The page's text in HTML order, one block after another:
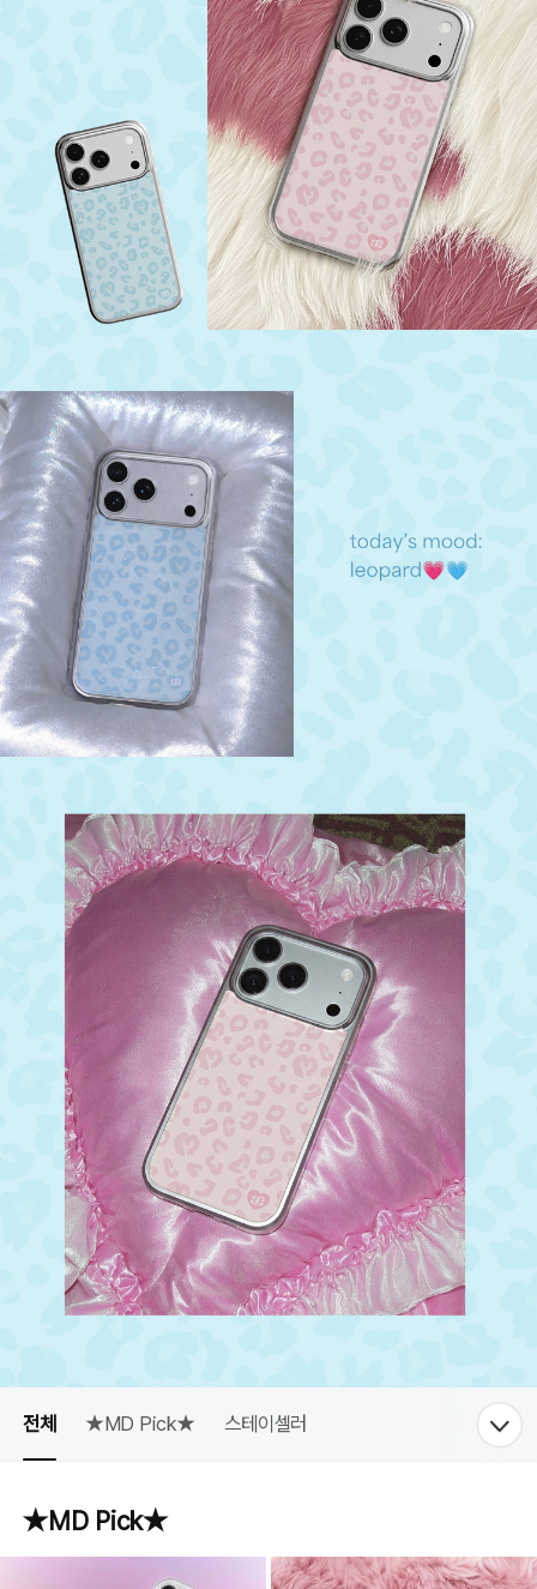
전체 ★MD Pick★ 스테이셀러
★MD Pick★